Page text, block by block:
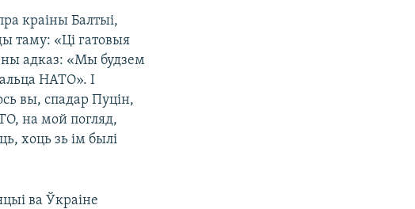
краіны Балтыі,
таму: «Ці гатовыя
адказ: «Мы будзем
НАТО». І
вы, спадар Пуцін,
на мой погляд,
хоць зь ім былі
ва Ўкраіне